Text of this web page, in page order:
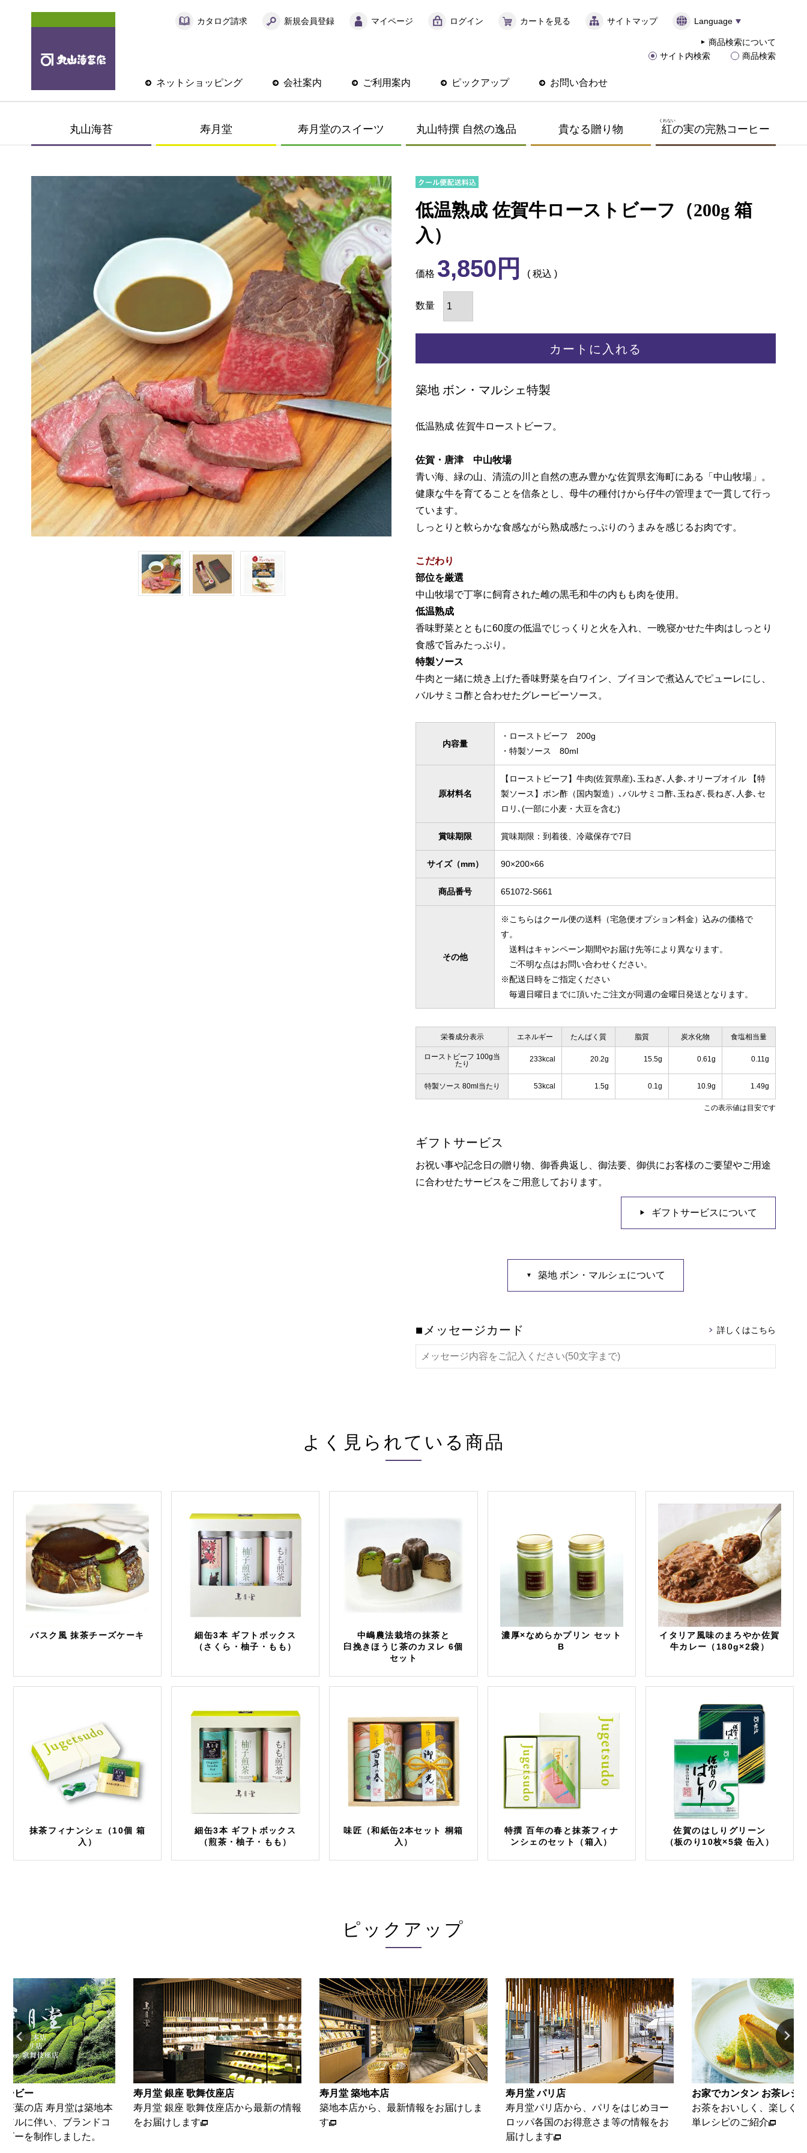
カタログ請求 新規会員登録 マイページ ログイン カートを見る サイトマップ Language
ネットショッピング 会社案内 ご利用案内 ピックアップ お問い合わせ
商品検索について
サイト内検索
商品検索
丸山海苔 寿月堂 寿月堂のスイーツ 丸山特撰 自然の逸品 貴なる贈り物 紅
くれない
の実の完熟コーヒー
低温熟成 佐賀牛ローストビーフ（200g 箱
入）
価格 3,850 税込
カートに入れる
築地 ボン・マルシェ特製
低温熟成 佐賀牛ローストビーフ。
佐賀・唐津 中山牧場
青い海、緑の山、清流の川と自然の恵み豊かな佐賀県玄海町にある「中山牧場」。
健康な牛を育てることを信条とし、母牛の種付けから仔牛の管理まで一貫して行っ
ています。
しっとりと軟らかな食感ながら熟成感たっぷりのうまみを感じるお肉です。
こだわり
部位を厳選
中山牧場で丁寧に飼育された雌の黒毛和牛の内もも肉を使用。
低温熟成
香味野菜とともに60度の低温でじっくりと火を入れ、一晩寝かせた牛肉はしっとり
食感で旨みたっぷり。
特製ソース
牛肉と一緒に焼き上げた香味野菜を白ワイン、ブイヨンで煮込んでピューレにし、
バルサミコ酢と合わせたグレービーソース。
内容量
・ローストビーフ 200g
・特製ソース 80ml
原材料名
【ローストビーフ】牛肉(佐賀県産)､玉ねぎ､人参､オリーブオイル 【特
製ソース】ポン酢（国内製造）､バルサミコ酢､玉ねぎ､長ねぎ､人参､セ
ロリ､(一部に小麦・大豆を含む)
賞味期限 賞味期限：到着後、冷蔵保存で7日
サイズ（mm） 90×200×66
商品番号 651072-S661
その他
※こちらはクール便の送料（宅急便オプション料金）込みの価格で
す。
送料はキャンペーン期間やお届け先等により異なります。
ご不明な点はお問い合わせください。
※配送日時をご指定ください
毎週日曜日までに頂いたご注文が同週の金曜日発送となります。
栄養成分表示 エネルギー たんぱく質 脂質 炭水化物 食塩相当量
ローストビーフ 100g当
たり
233kcal 20.2g 15.5g 0.61g 0.11g
特製ソース 80ml当たり 53kcal 1.5g 0.1g 10.9g 1.49g
この表示値は目安です
ギフトサービス
お祝い事や記念日の贈り物、御香典返し、御法要、御供にお客様のご要望やご用途
に合わせたサービスをご用意しております。
ギフトサービスについて
築地 ボン・マルシェについて
■メッセージカード
よく見られている商品
バスク風 抹茶チーズケーキ
細缶3本 ギフトボックス
（さくら・柚子・もも）
中嶋農法栽培の抹茶と
臼挽きほうじ茶のカヌレ 6個
セット
濃厚×なめらかプリン セット
B
イタリア風味のまろやか佐賀
牛カレー（180g×2袋）
抹茶フィナンシェ（10個 箱
入）
細缶3本 ギフトボックス
（煎茶・柚子・もも）
味匠（和紙缶2本セット 桐箱
入）
特撰 百年の春と抹茶フィナ
ンシェのセット（箱入）
佐賀のはしりグリーン
（板のり10枚×5袋 缶入）
ピックアップ
舞伎座店
舞伎座店から最新の情報
す
寿月堂 築地本店
築地本店から、最新情報をお届けしま
す
寿月堂 パリ店
寿月堂パリ店から、パリをはじめヨー
ロッパ各国のお得意さま等の情報をお
お家でカンタン お茶レシピ
お茶をおいしく、楽しくいただける簡
単レシピのご紹介
動画ギャラリー
海苔とお茶を、美味しく
ご紹介いたします